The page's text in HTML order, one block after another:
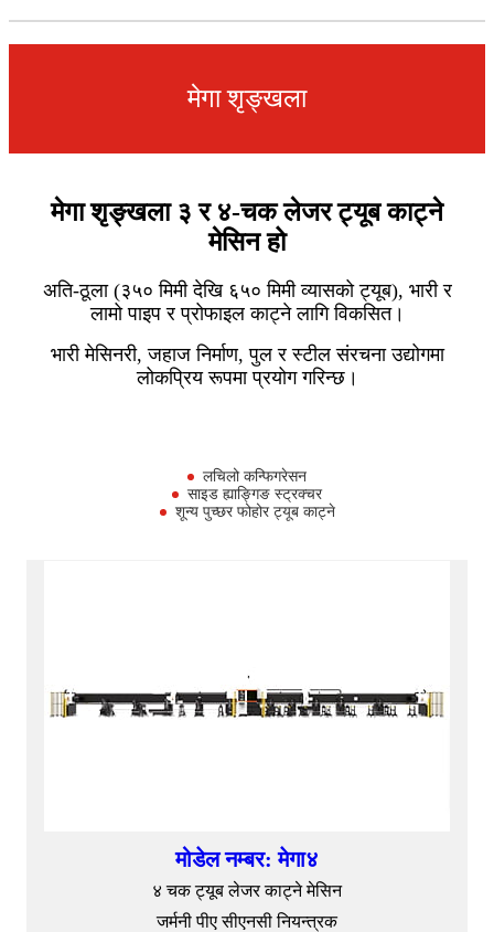
मेगा शृङ्खला
मेगा शृङ्खला ३ र ४-चक लेजर ट्यूब काट्ने
मेसिन हो
अति-ठूला (३५० मिमी देखि ६५० मिमी व्यासको ट्यूब), भारी र
लामो पाइप र प्रोफाइल काट्ने लागि विकसित।
भारी मेसिनरी, जहाज निर्माण, पुल र स्टील संरचना उद्योगमा
लोकप्रिय रूपमा प्रयोग गरिन्छ।
लचिलो कन्फिगरेसन
साइड ह्याङ्गिङ स्ट्रक्चर
शून्य पुच्छर फोहोर ट्यूब काट्ने
मोडेल नम्बर: मेगा४
४ चक ट्यूब लेजर काट्ने मेसिन
जर्मनी पीए सीएनसी नियन्त्रक